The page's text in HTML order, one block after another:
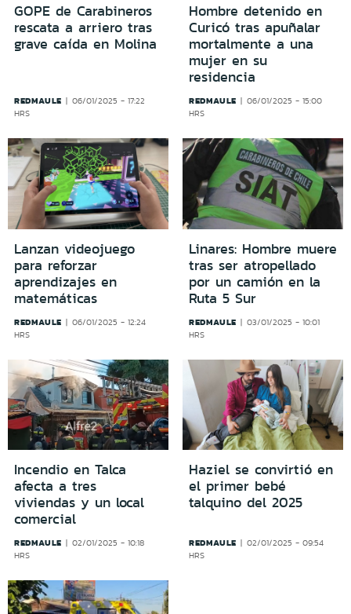
GOPE de Carabineros
rescata a arriero tras
grave caída en Molina
REDMAULE
06/01/2025 - 17:22
HRS
Hombre detenido en
Curicó tras apuñalar
mortalmente a una
mujer en su
residencia
REDMAULE
06/01/2025 - 15:00
HRS
Lanzan videojuego
para reforzar
aprendizajes en
matemáticas
REDMAULE
06/01/2025 - 12:24
HRS
Linares: Hombre muere
tras ser atropellado
por un camión en la
Ruta 5 Sur
REDMAULE
03/01/2025 - 10:01
HRS
Incendio en Talca
afecta a tres
viviendas y un local
comercial
REDMAULE
02/01/2025 - 10:18
HRS
Haziel se convirtió en
el primer bebé
talquino del 2025
REDMAULE
02/01/2025 - 09:54
HRS